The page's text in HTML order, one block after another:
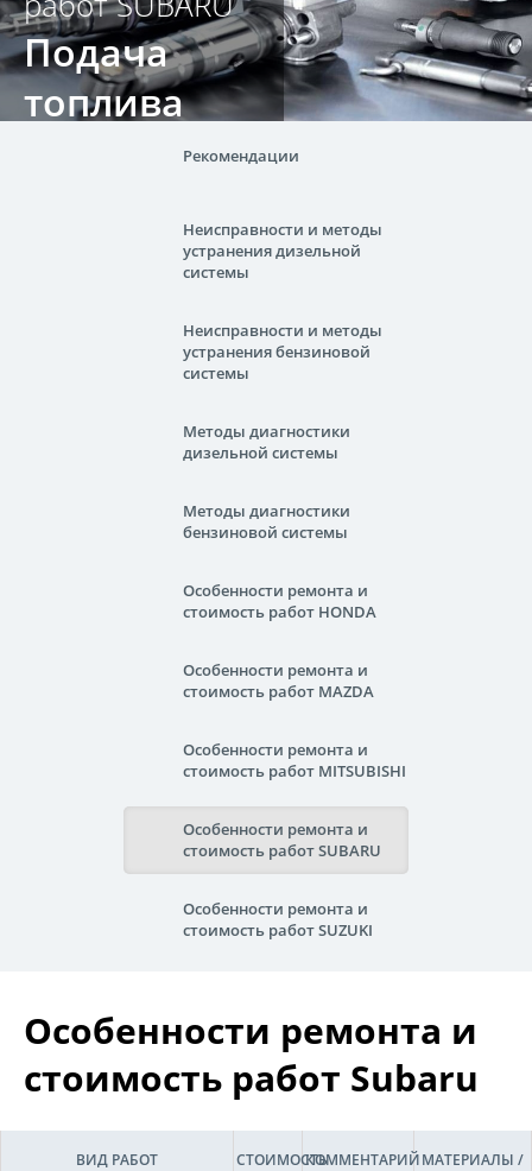
Подача
топлива
Рекомендации
Неисправности и методы
устранения дизельной
системы
Неисправности и методы
устранения бензиновой
системы
Методы диагностики
дизельной системы
Методы диагностики
бензиновой системы
Особенности ремонта и
стоимость работ HONDA
Особенности ремонта и
стоимость работ MAZDA
Особенности ремонта и
стоимость работ MITSUBISHI
Особенности ремонта и
стоимость работ SUBARU
Особенности ремонта и
стоимость работ SUZUKI
Особенности ремонта и
стоимость работ Subaru
ВИД РАБОТ СТОИМОСТЬКОММЕНТАРИЙМАТЕРИАЛЫ /